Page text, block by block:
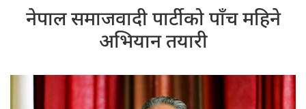
नेपाल समाजवादी पार्टीको पाँच महिने
अभियान तयारी